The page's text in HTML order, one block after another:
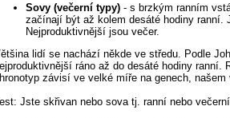
Sovy (večerní typy) - s brzkým ranním
začínají být až kolem desáté hodiny ranní.
Nejproduktivnější jsou večer.
lidí se nachází někde ve středu. Podle
ráno až do desáté hodiny ranní.
závisí ve velké míře na genech,
Jste skřivan nebo sova tj. ranní nebo